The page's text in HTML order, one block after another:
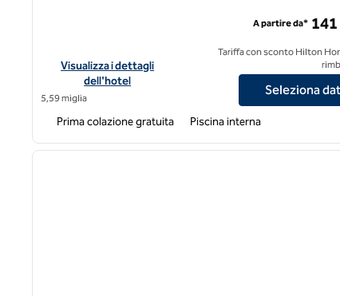
Visualizza i dettagli dell'hotel Homewood Suites by
Visualizza i dettagli
dell'hotel
5,59 miglia
A partire da* 141
Tariffa con sconto Hilton
Seleziona
Prima colazione gratuita Piscina interna
1 di 12